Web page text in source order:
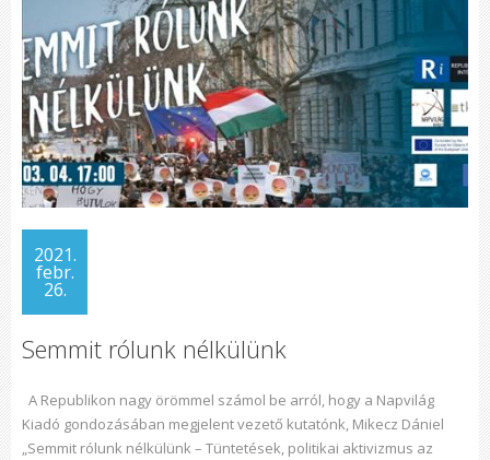
2021.
febr.
26.
Semmit rólunk nélkülünk
A Republikon nagy örömmel számol be arról, hogy a Napvilág
Kiadó gondozásában megjelent vezető kutatónk, Mikecz Dániel
„Semmit rólunk nélkülünk – Tüntetések, politikai aktivizmus az